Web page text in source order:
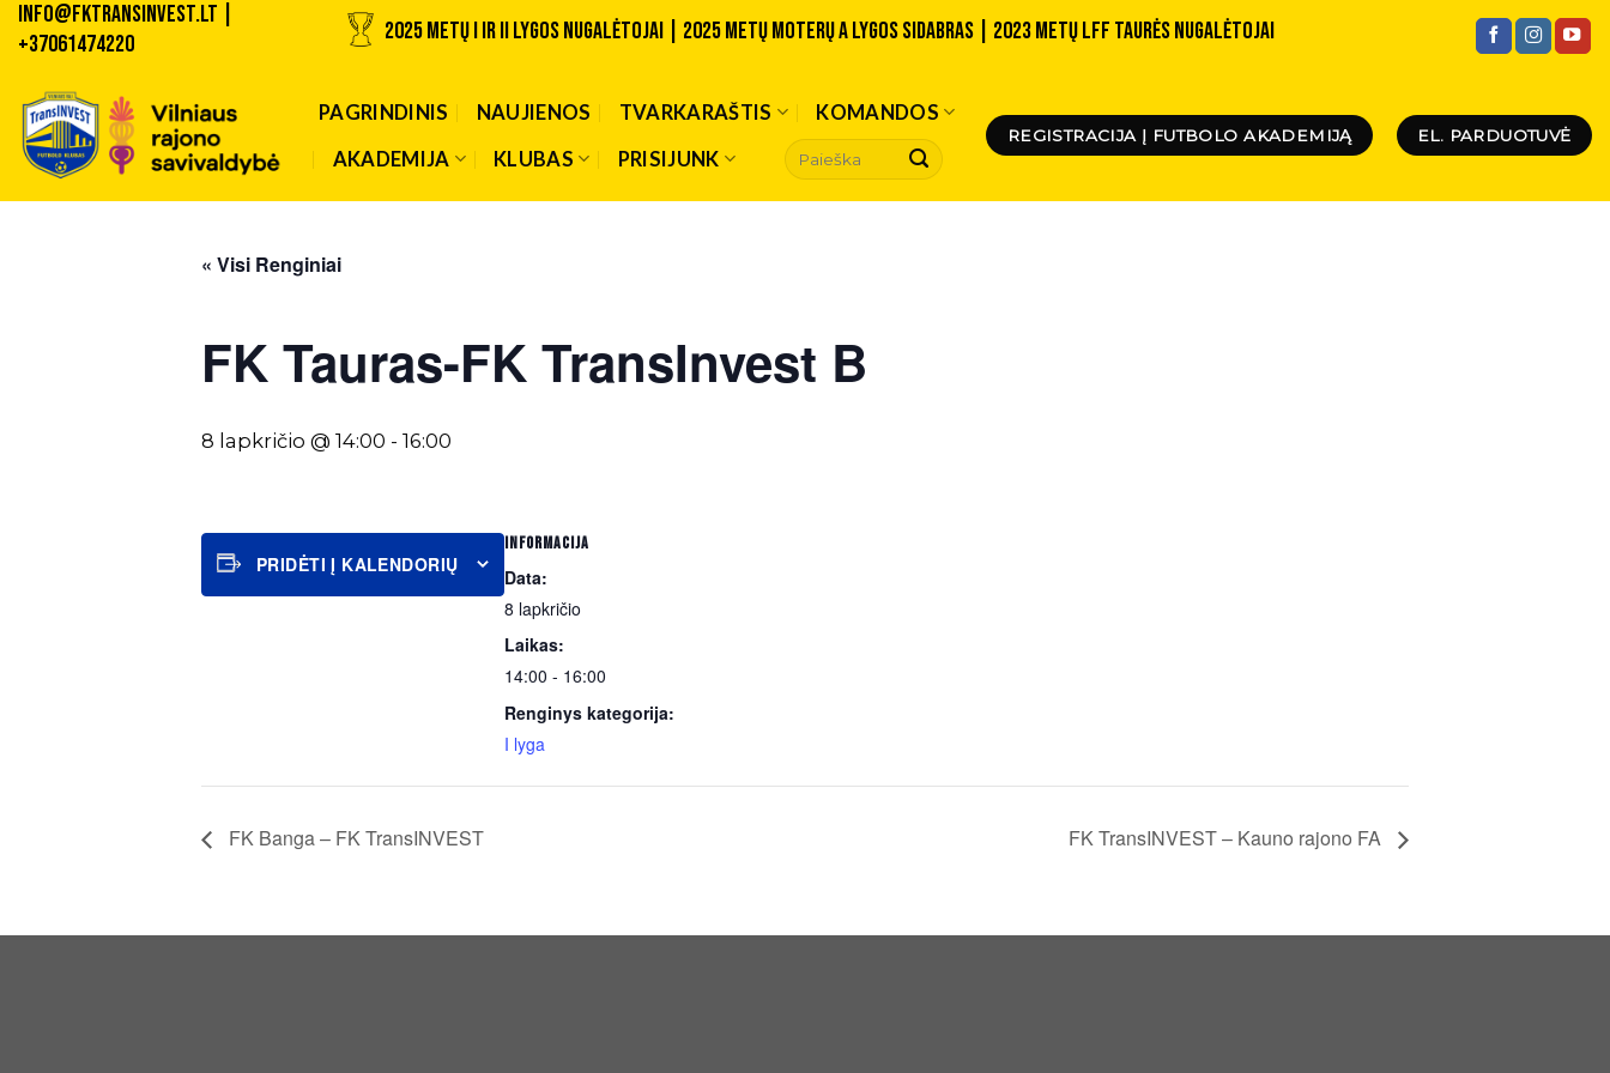
Skip
to
INFO@fktransinvest.lt |
+37061474220
2025 METŲ I ir II lygos nugalėtojai | 2025 metų Moterų A lygos sidabras | 2023 METŲ LFF TAURĖS NUGALĖTOJAI
PAGRINDINIS NAUJIENOS TVARKARAŠTIS
KOMANDOS
AKADEMIJA
KLUBAS PRISIJUNK
REGISTRACIJA Į FUTBOLO AKADEMIJĄ EL. PARDUOTUVĖ
« Visi Renginiai
FK Tauras-FK TransInvest B
8 lapkričio @ 14:00 - 16:00
PRIDĖTI Į KALENDORIŲ
INFORMACIJA
Data:
8 lapkričio
Laikas:
14:00 - 16:00
Renginys kategorija:
I lyga
FK Banga – FK TransINVEST FK TransINVEST – Kauno rajono FA